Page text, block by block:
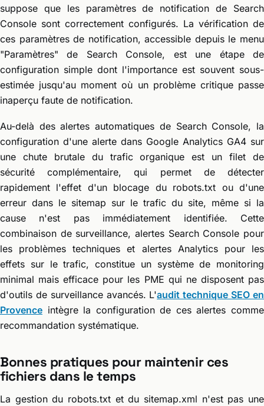
suppose que les paramètres de notification de Search
Console sont correctement configurés. La vérification de
ces paramètres de notification, accessible depuis le menu
"Paramètres" de Search Console, est une étape de
configuration simple dont l'importance est souvent sous-
estimée jusqu'au moment où un problème critique passe
inaperçu faute de notification.
Au-delà des alertes automatiques de Search Console, la
configuration d'une alerte dans Google Analytics GA4 sur
une chute brutale du trafic organique est un filet de
sécurité complémentaire, qui permet de détecter
rapidement l'effet d'un blocage du robots.txt ou d'une
erreur dans le sitemap sur le trafic du site, même si la
cause n'est pas immédiatement identifiée. Cette
combinaison de surveillance, alertes Search Console pour
les problèmes techniques et alertes Analytics pour les
effets sur le trafic, constitue un système de monitoring
minimal mais efficace pour les PME qui ne disposent pas
d'outils de surveillance avancés. L'audit technique SEO en
Provence intègre la configuration de ces alertes comme
recommandation systématique.
Bonnes pratiques pour maintenir ces
fichiers dans le temps
La gestion du robots.txt et du sitemap.xml n'est pas une